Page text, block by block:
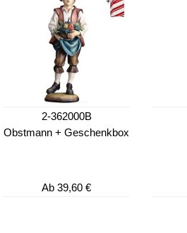
2-362000B
Obstmann + Geschenkbox
Ab 39,60 €